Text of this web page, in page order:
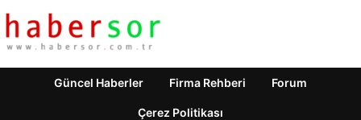
Güncel Haberler Firma Rehberi Forum
Çerez Politikası